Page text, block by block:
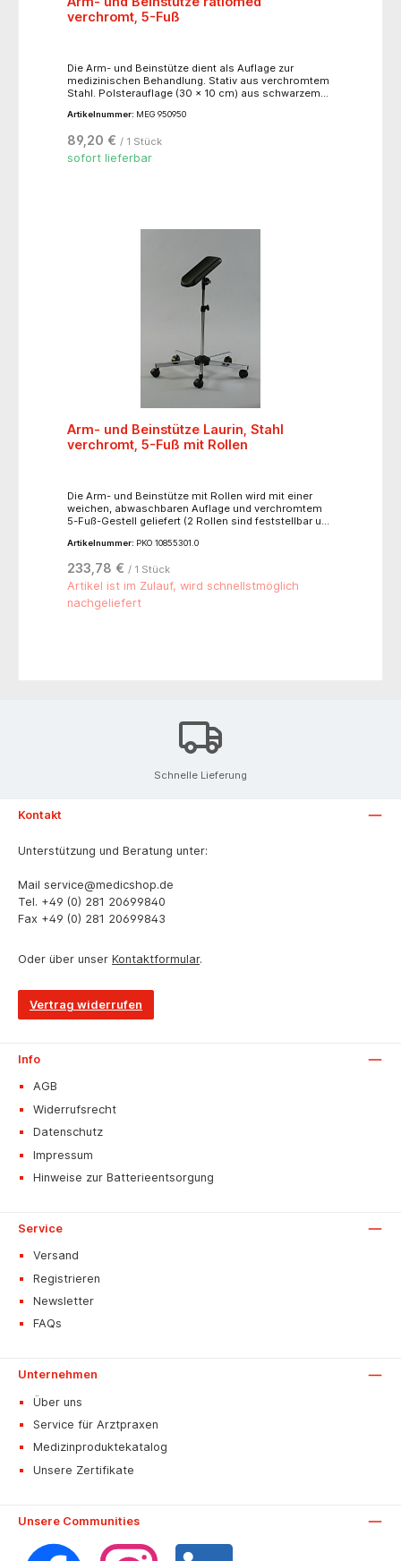
verchromt, 5-Fuß
Die Arm- und Beinstütze dient als Auflage zur
medizinischen Behandlung. Stativ aus verchromtem
Stahl. Polsterauflage (30 x 10 cm) aus schwarzem
Schraubhöhenverstellbar von ca. 64 bis 87 cm,
Fußdurchmesser ca. 46 cm, mit Antirutschfüßen.
Made in Germany.
Artikelnummer: MEG 950950
89,20 € / 1 Stück
sofort lieferbar
Arm- und Beinstütze Laurin, Stahl
verchromt, 5-Fuß mit Rollen
Die Arm- und Beinstütze mit Rollen wird mit einer
weichen, abwaschbaren Auflage und verchromtem
5-Fuß-Gestell geliefert (2 Rollen sind feststellbar und
höhenverstellbar.- höhenverstellbar: 630-840 mm-
3 kg- Fußdurchmesser: ca. 635 mm- Rollen:
Kunststoff-Doppellaufrollen Ø 50 mm
Artikelnummer: PKO 10855301.0
233,78 € / 1 Stück
Artikel ist im Zulauf, wird schnellstmöglich
nachgeliefert
Schnelle Lieferung
Kontakt
Unterstützung und Beratung unter:
Mail service@medicshop.de
Tel. +49 (0) 281 20699840
Fax +49 (0) 281 20699843
Oder über unser Kontaktformular.
Vertrag widerrufen
Info
AGB
Widerrufsrecht
Datenschutz
Impressum
Hinweise zur Batterieentsorgung
Service
Versand
Registrieren
Newsletter
FAQs
Unternehmen
Über uns
Service für Arztpraxen
Medizinproduktekatalog
Unsere Zertifikate
Unsere Communities